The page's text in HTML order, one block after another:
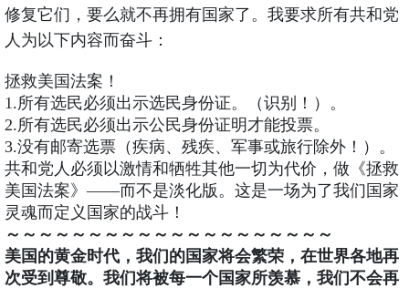
修复它们，要么就不再拥有国家了。我要求所有共和党
人为以下内容而奋斗：
拯救美国法案！
1.所有选民必须出示选民身份证。（识别！）。
2.所有选民必须出示公民身份证明才能投票。
3.没有邮寄选票（疾病、残疾、军事或旅行除外！）。
共和党人必须以激情和牺牲其他一切为代价，做《拯救
美国法案》——而不是淡化版。这是一场为了我们国家
灵魂而定义国家的战斗！
～～～～～～～～～～～～～～～～～～～～
美国的黄金时代，我们的国家将会繁荣，在世界各地再
次受到尊敬。我们将被每一个国家所羡慕，我们不会再